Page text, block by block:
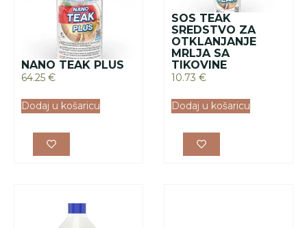
NANO TEAK PLUS
64.25 €
Dodaj u košaricu
SOS TEAK
SREDSTVO ZA
OTKLANJANJE
MRLJA SA
TIKOVINE
10.73 €
Dodaj u košaricu